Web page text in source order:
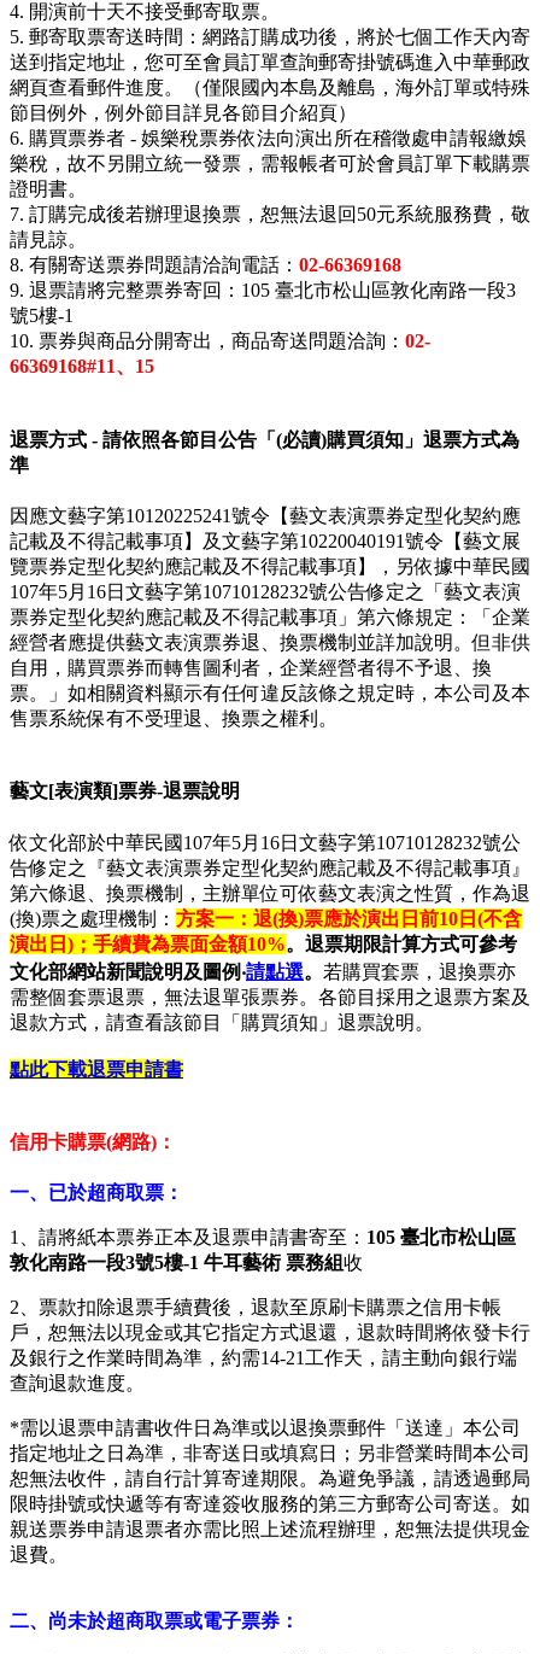
4. 開演前十天不接受郵寄取票。
5. 郵寄取票寄送時間：網路訂購成功後，將於七個工作天內寄
送到指定地址，您可至會員訂單查詢郵寄掛號碼進入中華郵政
網頁查看郵件進度。（僅限國內本島及離島，海外訂單或特殊
節目例外，例外節目詳見各節目介紹頁）
6. 購買票券者 - 娛樂稅票券依法向演出所在稽徵處申請報繳娛
樂稅，故不另開立統一發票，需報帳者可於會員訂單下載購票
證明書。
7. 訂購完成後若辦理退換票，恕無法退回50元系統服務費，敬
請見諒。
8. 有關寄送票券問題請洽詢電話： 02-66369168
9. 退票請將完整票券寄回：105 臺北市松山區敦化南路一段3
號5樓-1
10. 票券與商品分開寄出，商品寄送問題洽詢： 02-
66369168#11、15
退票方式 - 請依照各節目公告「(必讀)購買須知」退票方式為
準
因應文藝字第10120225241號令【藝文表演票券定型化契約應
記載及不得記載事項】及文藝字第10220040191號令【藝文展
覽票券定型化契約應記載及不得記載事項】，另依據中華民國
107年5月16日文藝字第10710128232號公告修定之「藝文表演
票券定型化契約應記載及不得記載事項」第六條規定：「企業
經營者應提供藝文表演票券退、換票機制並詳加說明。但非供
自用，購買票券而轉售圖利者，企業經營者得不予退、換
票。」如相關資料顯示有任何違反該條之規定時，本公司及本
售票系統保有不受理退、換票之權利。
藝文[表演類]票券-退票說明
依文化部於中華民國107年5月16日文藝字第10710128232號公
告修定之『藝文表演票券定型化契約應記載及不得記載事項』
第六條退、換票機制，主辦單位可依藝文表演之性質，作為退
(換)票之處理機制： 方案一：退(換)票應於演出日前10日(不含
演出日)；手續費為票面金額10%。退票期限計算方式可參考
文化部網站新聞說明及圖例‧請點選。 若購買套票，退換票亦
需整個套票退票，無法退單張票券。各節目採用之退票方案及
退款方式，請查看該節目「購買須知」退票說明。
點此下載退票申請書
信用卡購票(網路)：
一、已於超商取票：
1、請將紙本票券正本及退票申請書寄至： 105 臺北市松山區
敦化南路一段3號5樓-1 牛耳藝術 票務組收
2、票款扣除退票手續費後，退款至原刷卡購票之信用卡帳
戶，恕無法以現金或其它指定方式退還，退款時間將依發卡行
及銀行之作業時間為準，約需14-21工作天，請主動向銀行端
查詢退款進度。
*需以退票申請書收件日為準或以退換票郵件「送達」本公司
指定地址之日為準，非寄送日或填寫日；另非營業時間本公司
恕無法收件，請自行計算寄達期限。為避免爭議，請透過郵局
限時掛號或快遞等有寄達簽收服務的第三方郵寄公司寄送。如
親送票券申請退票者亦需比照上述流程辦理，恕無法提供現金
退費。
二、尚未於超商取票或電子票券：